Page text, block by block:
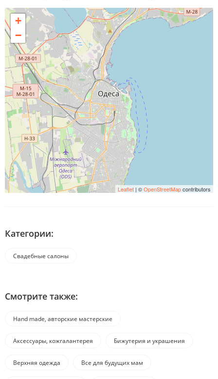
+
−
Leaflet | ©OpenStreetMapcontributors
Категории:
Свадебные салоны
Смотрите также:
Hand made, авторские мастерские
Аксессуары, кожгалантерея Бижутерия и украшения
Верхняя одежда Все для будущих мам